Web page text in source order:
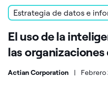
Estrategia de datos e
El uso de la
las
éxito
Actian Corporation | Febrero